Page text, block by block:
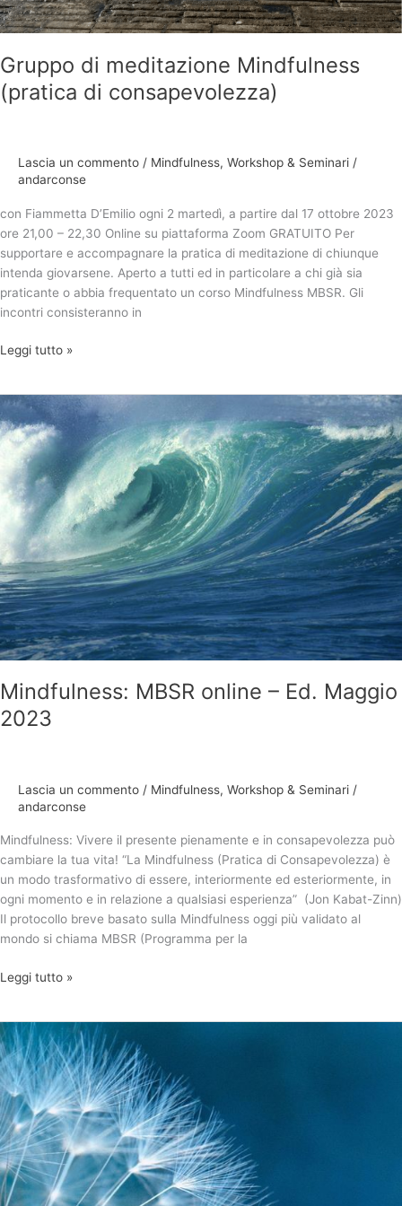
Gruppo di meditazione Mindfulness
(pratica di consapevolezza)
Lascia un commento / Mindfulness, Workshop & Seminari /
andarconse
con Fiammetta D’Emilio ogni 2 martedì, a partire dal 17 ottobre 2023
ore 21,00 – 22,30 Online su piattaforma Zoom GRATUITO Per
supportare e accompagnare la pratica di meditazione di chiunque
intenda giovarsene. Aperto a tutti ed in particolare a chi già sia
praticante o abbia frequentato un corso Mindfulness MBSR. Gli
incontri consisteranno in
Leggi tutto »
Mindfulness: MBSR online – Ed. Maggio
2023
Lascia un commento / Mindfulness, Workshop & Seminari /
andarconse
Mindfulness: Vivere il presente pienamente e in consapevolezza può
cambiare la tua vita! “La Mindfulness (Pratica di Consapevolezza) è
un modo trasformativo di essere, interiormente ed esteriormente, in
ogni momento e in relazione a qualsiasi esperienza” (Jon Kabat-Zinn)
Il protocollo breve basato sulla Mindfulness oggi più validato al
mondo si chiama MBSR (Programma per la
Mindfulness:
MBSR
online
Ed.
Maggio
2023
Leggi tutto »
Mindfulness:
MBSR
in
presenza
–
Ed.
Maggio
2023